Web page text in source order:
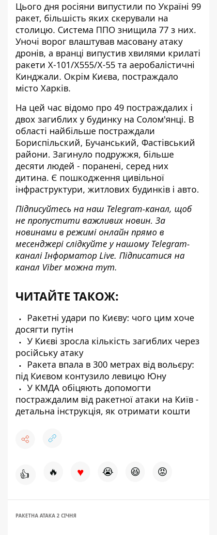
Цього дня росіяни випустили по Україні 99
ракет, більшість яких скерували на
столицю. Система ППО знищила 77 з них.
Уночі ворог влаштував масовану атаку
дронів, а вранці випустив хвилями крилаті
ракети Х-101/Х555/Х-55 та аеробалістичні
Кинджали. Окрім Києва, постраждало
місто Харків.
На цей час відомо про 49 постраждалих і
двох загиблих у будинку на Солом'янці. В
області найбільше постраждали
Бориспільский, Бучанський, Фастівський
райони. Загинуло подружжя, більше
десяти людей - поранені, серед них
дитина. Є пошкодження цивільної
інфраструктури, житлових будинків і авто.
Підписуйтесь на наш Telegram-канал, щоб
не пропустити важливих новин. За
новинами в режимі онлайн прямо в
месенджері слідкуйте у нашому Telegram-
каналіІнформатор Live. Підписатися на
канал Viber можна тут.
ЧИТАЙТЕ ТАКОЖ:
Ракетні удари по Києву: чого цим хоче
досягти путін
У Києві зросла кількість загиблих через
російську атаку
Ракета впала в 300 метрах від вольєру:
під Києвом контузило левицю Юну
У КМДА обіцяють допомогти
постраждалим від ракетної атаки на Київ -
детальна інструкція, як отримати кошти
👍 🔥 ♥ 😭 😆 😡
РАКЕТНА АТАКА 2 СІЧНЯ